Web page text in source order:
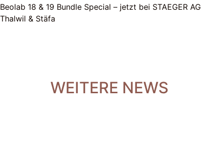
Beolab 18 & 19 Bundle Special – jetzt bei STAEGER AG
Thalwil & Stäfa
WEITERE NEWS